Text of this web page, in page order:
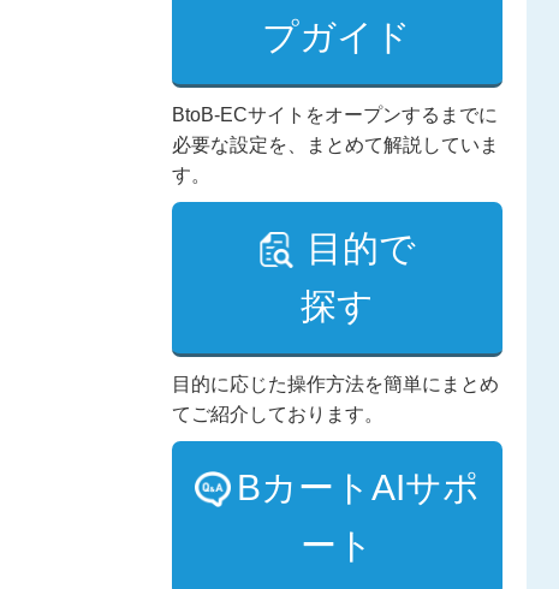
プガイド
BtoB-ECサイトをオープンするまでに
必要な設定を、まとめて解説していま
す。
目的で
探す
目的に応じた操作方法を簡単にまとめ
てご紹介しております。
BカートAIサポ
ート